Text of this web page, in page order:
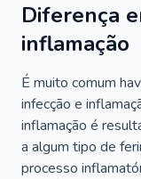
Diferença
inflamação
É muito comum
infecção e
inflamação é
a algum tipo de
processo